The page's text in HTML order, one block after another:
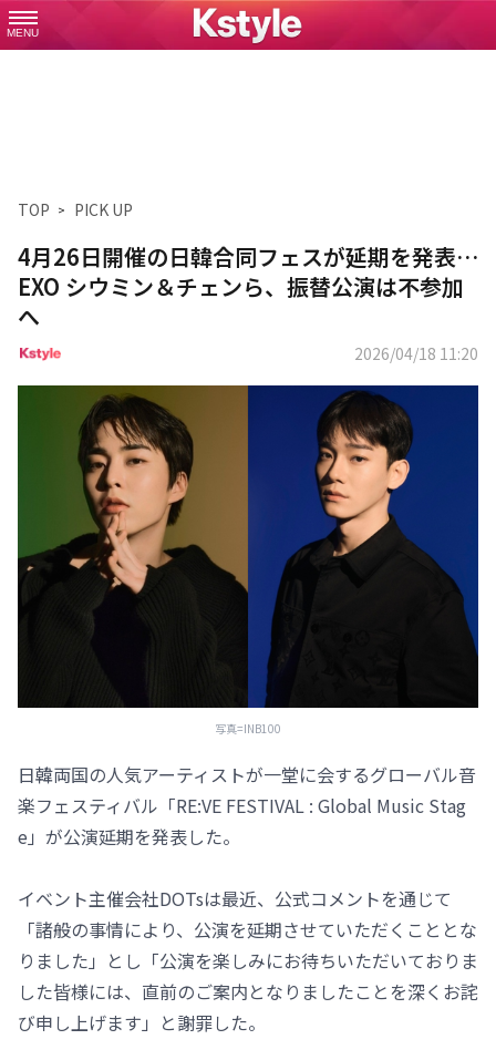
MENU
TOP PICK UP
4月26日開催の日韓合同フェスが延期を発表…
EXO シウミン＆チェンら、振替公演は不参加
へ
2026/04/18 11:20
写真=INB100
日韓両国の人気アーティストが一堂に会するグローバル音
楽フェスティバル「RE:VE FESTIVAL : Global Music Stag
e」が公演延期を発表した。
イベント主催会社DOTsは最近、公式コメントを通じて
「諸般の事情により、公演を延期させていただくこととな
りました」とし「公演を楽しみにお待ちいただいておりま
した皆様には、直前のご案内となりましたことを深くお詫
び申し上げます」と謝罪した。